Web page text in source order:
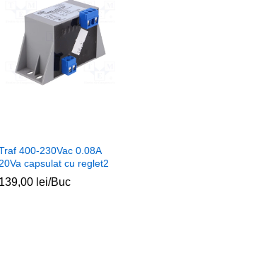
400-230Vac 0.08A
20Va capsulat cu reglet2
139,00 lei/Buc
139,00 lei